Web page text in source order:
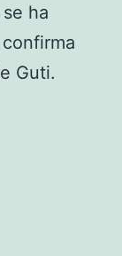
ha
Guti.